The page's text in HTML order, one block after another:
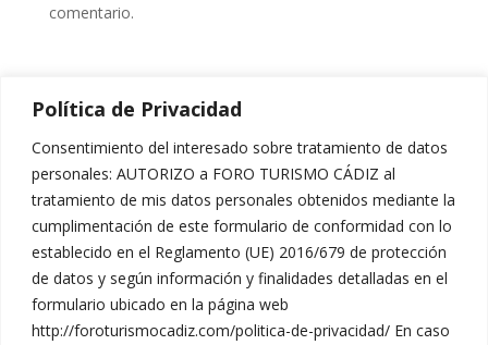
Política de Privacidad
Consentimiento del interesado sobre tratamiento de datos
personales: AUTORIZO a FORO TURISMO CÁDIZ al
tratamiento de mis datos personales obtenidos mediante la
cumplimentación de este formulario de conformidad con lo
establecido en el Reglamento (UE) 2016/679 de protección
de datos y según información y finalidades detalladas en el
formulario ubicado en la página web
http://foroturismocadiz.com/politica-de-privacidad/ En caso
comentario.
[hover_box image=»https://foroturismocadiz.com/wp-
image_hover=»http://themes.muffingroup.com/be/politi
cs/wp-
content/uploads/2014/12/home_politics_join_2.jpg»
link=»http://www.8cadiz.es/»]